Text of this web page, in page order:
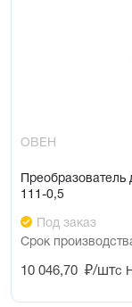
ОВЕН
111-0,5
Под заказ
Срок
10 046,70 ₽/штс